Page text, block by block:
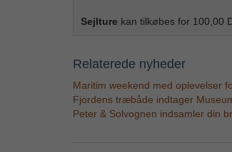
Sejlture kan tilkøbes for 100,00
Relaterede nyheder
Maritim weekend med oplevelser
Fjordens træbåde indtager
Peter & Solvognen indsamler din